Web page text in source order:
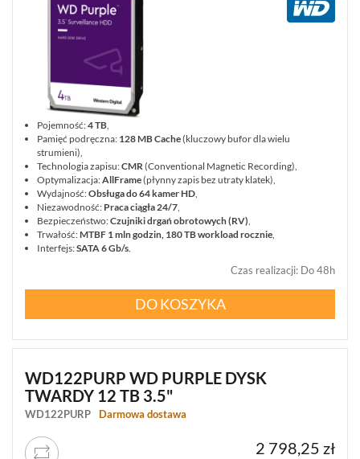
Pojemność:4 TB,
Pamięć podręczna: 128 MB Cache(kluczowy bufor dla wielu
strumieni),
Technologia zapisu:CMR(Conventional Magnetic Recording),
Optymalizacja:AllFrame(płynny zapis bez utraty klatek),
Wydajność:Obsługa do 64 kamer HD,
Niezawodność: Praca ciągła 24/7,
Bezpieczeństwo:Czujniki drgań obrotowych (RV),
Trwałość:MTBF 1 mln godzin, 180 TB workload rocznie,
Interfejs:SATA 6 Gb/s.
Czas realizacji: Do 48h
DO KOSZYKA
WD122PURP WD PURPLE DYSK
TWARDY 12 TB 3.5"
WD122PURP Darmowa dostawa
2 798,25 zł